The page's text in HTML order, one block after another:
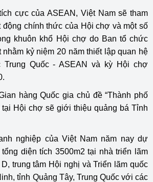
cực của ASEAN, Việt Nam sẽ tham
động chính thức của Hội chợ và một số
khuôn khổ Hội chợ do Ban tổ chức
nhằm kỷ niệm 20 năm thiết lập quan hệ
Quốc - ASEAN và kỳ Hội chợ
hàng Quốc gia chủ đề “Thành phố
tại Hội chợ sẽ giới thiệu quảng bá Tỉnh
nghiệp của Việt Nam năm nay dự
diện tích 3500m2 tại nhà triển lãm
trung tâm Hội nghị và Triển lãm quốc
tỉnh Quảng Tây, Trung Quốc với các